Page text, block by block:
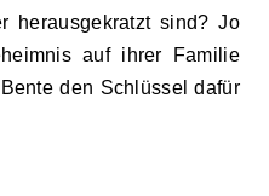
herausgekratzt sind? Jo
auf ihrer Familie
den Schlüssel dafür